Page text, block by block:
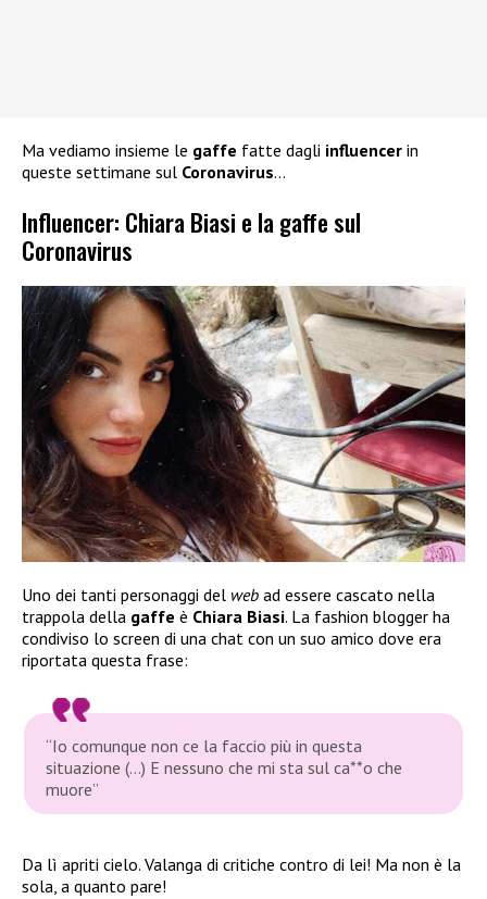
Ma vediamo insieme le gaffe fatte dagli influencer in
queste settimane sul Coronavirus…
Influencer: Chiara Biasi e la gaffe sul
Coronavirus
Uno dei tanti personaggi del web ad essere cascato nella
trappola della gaffe è Chiara Biasi. La fashion blogger ha
condiviso lo screen di una chat con un suo amico dove era
riportata questa frase:
“Io comunque non ce la faccio più in questa
situazione (…) E nessuno che mi sta sul ca**o che
muore”
Da lì apriti cielo. Valanga di critiche contro di lei! Ma non è la
sola, a quanto pare!